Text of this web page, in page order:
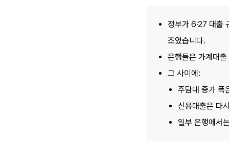
정부가 6·27 대출
조였습니다.
은행들은 가계대
그 사이에:
주담대 증가 폭
신용대출은 다
일부 은행에서